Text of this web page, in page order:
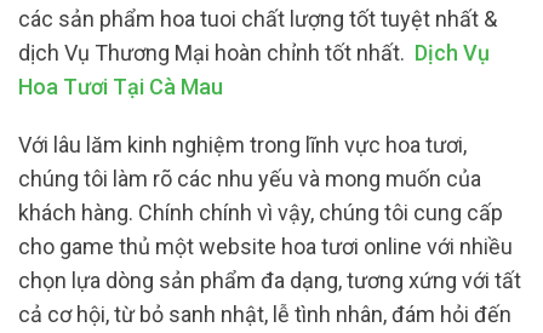
các sản phẩm hoa tuoi chất lượng tốt tuyệt nhất &
dịch Vụ Thương Mại hoàn chỉnh tốt nhất. Dịch Vụ
Hoa Tươi Tại Cà Mau
Với lâu lăm kinh nghiệm trong lĩnh vực hoa tươi,
chúng tôi làm rõ các nhu yếu và mong muốn của
khách hàng. Chính chính vì vậy, chúng tôi cung cấp
cho game thủ một website hoa tươi online với nhiều
chọn lựa dòng sản phẩm đa dạng, tương xứng với tất
cả cơ hội, từ bỏ sanh nhật, lễ tình nhân, đám hỏi đến